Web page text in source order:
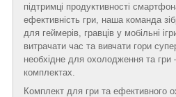
підтримці продуктивності
ефективність гри, наша команда
для геймерів, гравців у мобільні
витрачати час та вивчати гори
необхідне для охолодження та гри
комплектах.
Комплект для гри та ефективного